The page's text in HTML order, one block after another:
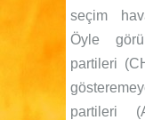
seçim
Öyle
partileri
partileri